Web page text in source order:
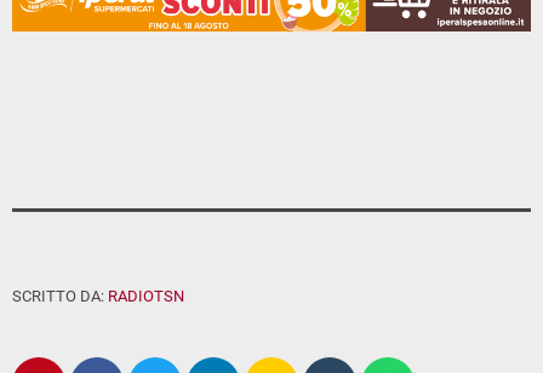
SCRITTO DA: RADIOTSN